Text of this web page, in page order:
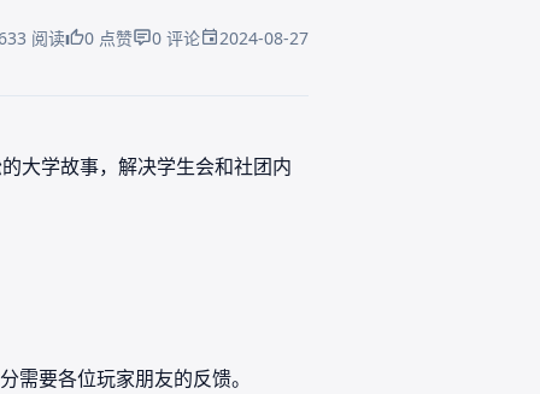
阅读 0 点赞 0 评论 2024-08-27
大学故事，解决学生会和社团内
需要各位玩家朋友的反馈。